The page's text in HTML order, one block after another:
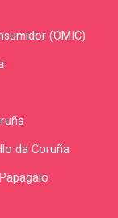
(OMIC)
da Coruña